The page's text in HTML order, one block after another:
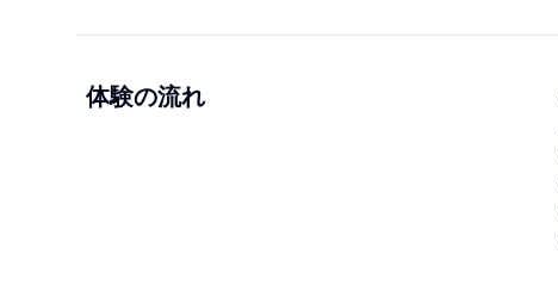
体験の流れ